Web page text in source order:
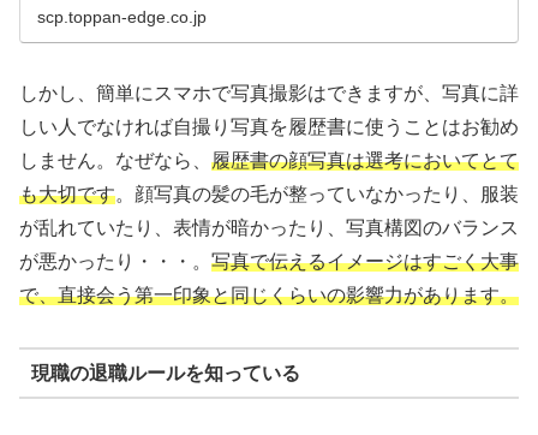
直しは何度でもOK！納得...
scp.toppan-edge.co.jp
しかし、簡単にスマホで写真撮影はできますが、写真に詳
しい人でなければ自撮り写真を履歴書に使うことはお勧め
しません。なぜなら、 履歴書の顔写真は選考においてとて
も大切です。顔写真の髪の毛が整っていなかったり、服装
が乱れていたり、表情が暗かったり、写真構図のバランス
が悪かったり・・・。 写真で伝えるイメージはすごく大事
で、直接会う第一印象と同じくらいの影響力があります。
現職の退職ルールを知っている